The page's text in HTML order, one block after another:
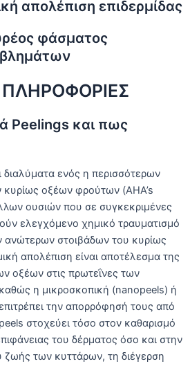
απολέπιση επιδερμίδας
φάσματος
Peelings και πως
διαλύματα ενός η περισσότερων
οξέων φρούτων (AHA’s
ουσιών που σε συγκεκριμένες
ελεγχόμενο χημικό τραυματισμό
ανώτερων στοιβάδων του κυρίως
απολέπιση είναι αποτέλεσμα της
οξέων στις πρωτεΐνες των
η μικροσκοπική (nanopeels) ή
την απορρόφησή τους από
στοχεύει τόσο στον καθαρισμό
του δέρματος όσο και στην
των κυττάρων, τη διέγερση